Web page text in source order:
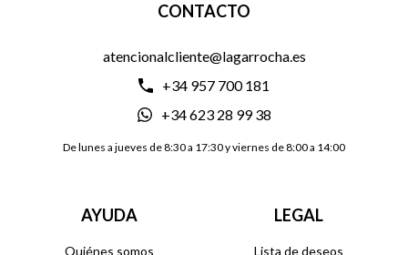
CONTACTO
atencionalcliente@lagarrocha.es
+34 957 700 181
+34 623 28 99 38
De lunes a jueves de 8:30 a 17:30 y viernes de 8:00 a 14:00
AYUDA
Quiénes somos
LEGAL
Lista de deseos